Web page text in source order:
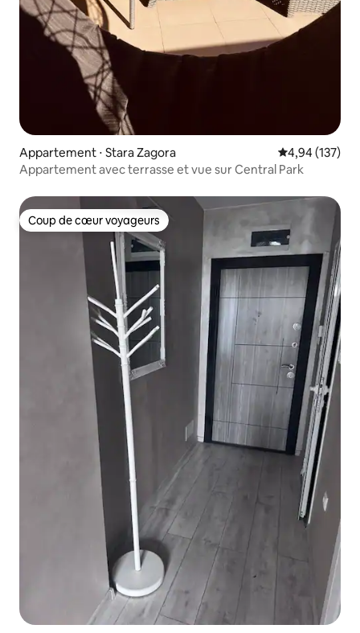
Appartement ⋅ Stara Zagora Évaluation
4,94 (137)
Appartement avec terrasse et vue sur Central Park
Coup de cœur voyageurs
Coup de cœur voyageurs